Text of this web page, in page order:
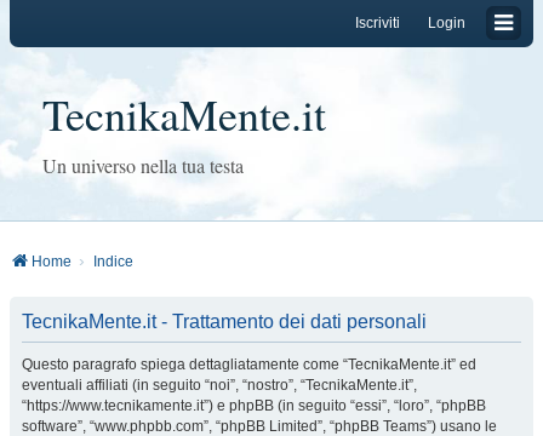
Login
Iscriviti
TecnikaMente.it
Un universo nella tua testa
Home Indice
TecnikaMente.it - Trattamento dei dati personali
Questo paragrafo spiega dettagliatamente come “TecnikaMente.it” ed
eventuali affiliati (in seguito “noi”, “nostro”, “TecnikaMente.it”,
“https://www.tecnikamente.it”) e phpBB (in seguito “essi”, “loro”, “phpBB
software”, “www.phpbb.com”, “phpBB Limited”, “phpBB Teams”) usano le